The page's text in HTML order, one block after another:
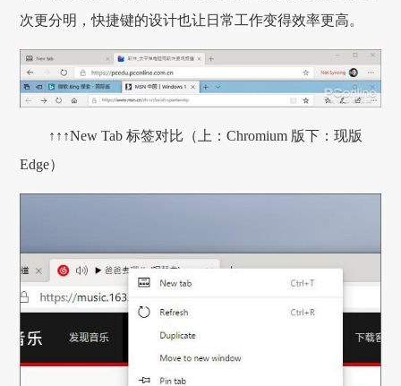
次更分明，快捷键的设计也让日常工作变得效率更高。
↑↑↑New Tab 标签对比（上：Chromium 版下：现版
Edge）